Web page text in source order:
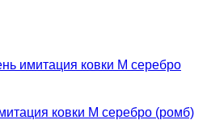
ковки М серебро (ромб)